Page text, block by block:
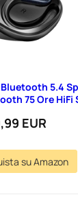
5.4
75 Ore HiFi
EUR
su Amazon